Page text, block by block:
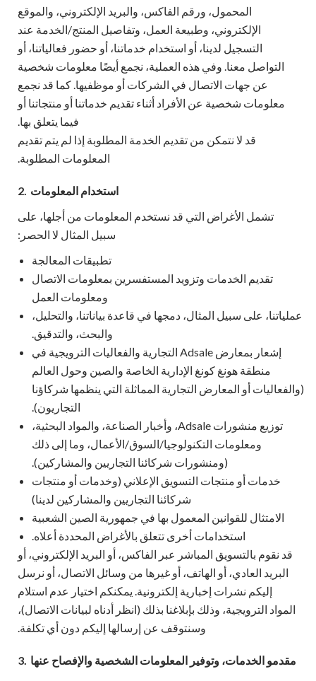
المحمول، ورقم الفاكس، والبريد الإلكتروني، والموقع
الإلكتروني، وطبيعة العمل، وتفاصيل المنتج/الخدمة عند
التسجيل لدينا، أو استخدام خدماتنا، أو حضور فعالياتنا، أو
التواصل معنا. وفي هذه العملية، نجمع أيضًا معلومات شخصية
عن جهات الاتصال في الشركات أو موظفيها. كما قد نجمع
معلومات شخصية عن الأفراد أثناء تقديم خدماتنا أو منتجاتنا أو
فيما يتعلق بها.
قد لا نتمكن من تقديم الخدمة المطلوبة إذا لم يتم تقديم
المعلومات المطلوبة.
2. استخدام المعلومات
تشمل الأغراض التي قد نستخدم المعلومات من أجلها، على
سبيل المثال لا الحصر:
تطبيقات المعالجة
تقديم الخدمات وتزويد المستفسرين بمعلومات الاتصال
ومعلومات العمل
عملياتنا، على سبيل المثال، دمجها في قاعدة بياناتنا، والتحليل،
والبحث، والتدقيق.
إشعار بمعارض Adsale التجارية والفعاليات الترويجية في
منطقة هونغ كونغ الإدارية الخاصة والصين وحول العالم
(والفعاليات أو المعارض التجارية المماثلة التي ينظمها شركاؤنا
التجاريون).
توزيع منشورات Adsale، وأخبار الصناعة، والمواد البحثية،
ومعلومات التكنولوجيا/السوق/الأعمال، وما إلى ذلك
(ومنشورات شركائنا التجاريين والمشاركين).
خدمات أو منتجات التسويق الإعلاني (وخدمات أو منتجات
شركائنا التجاريين والمشاركين لدينا)
الامتثال للقوانين المعمول بها في جمهورية الصين الشعبية
استخدامات أخرى تتعلق بالأغراض المحددة أعلاه.
قد نقوم بالتسويق المباشر عبر الفاكس، أو البريد الإلكتروني، أو
البريد العادي، أو الهاتف، أو غيرها من وسائل الاتصال، أو نرسل
إليكم نشرات إخبارية إلكترونية. يمكنكم اختيار عدم استلام
المواد الترويجية، وذلك بإبلاغنا بذلك (انظر أدناه لبيانات الاتصال)،
وسنتوقف عن إرسالها إليكم دون أي تكلفة.
3. مقدمو الخدمات، وتوفير المعلومات الشخصية والإفصاح عنها